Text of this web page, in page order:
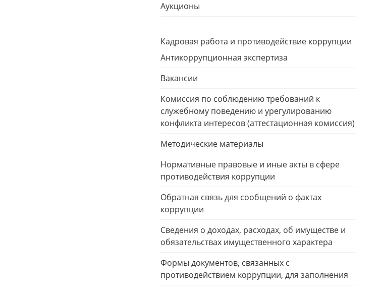
Аукционы
Кадровая работа и противодействие коррупции
Антикоррупционная экспертиза
Вакансии
Комиссия по соблюдению требований к
служебному поведению и урегулированию
конфликта интересов (аттестационная комиссия)
Методические материалы
Нормативные правовые и иные акты в сфере
противодействия коррупции
Обратная связь для сообщений о фактах
коррупции
Сведения о доходах, расходах, об имуществе и
обязательствах имущественного характера
Формы документов, связанных с
противодействием коррупции, для заполнения